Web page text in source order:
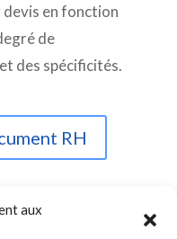
aux
en fonction
de
des spécificités.
RH